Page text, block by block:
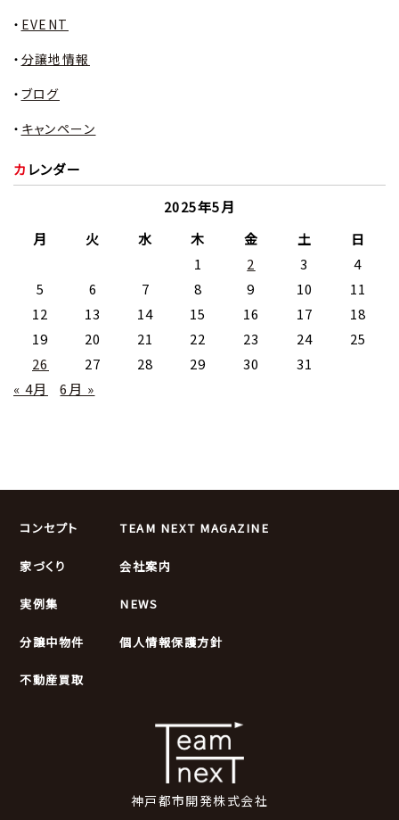
EVENT
分譲地情報
ブログ
キャンペーン
カレンダー
2025年5月
月
火 水 木 金 土
日
1
2 3
4
5
6 7 8 9 10
11
12
13 14 15 16 17
18
19
20 21 22 23 24
25
26
27 28 29 30
31
« 4月
6月 »
コンセプト
家づくり
実例集
分譲中物件
不動産買取
TEAM NEXT MAGAZINE
会社案内
NEWS
個人情報保護方針
神戸都市開発株式会社